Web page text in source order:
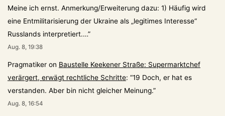
Meine ich ernst. Anmerkung/Erweiterung dazu: 1) Häufig wird
eine Entmilitarisierung der Ukraine als „legitimes Interesse“
Russlands interpretiert.…”
Aug. 8, 19:38
Pragmatiker on Baustelle Keekener Straße: Supermarktchef
verärgert, erwägt rechtliche Schritte: “19 Doch, er hat es
verstanden. Aber bin nicht gleicher Meinung.”
Aug. 8, 16:54